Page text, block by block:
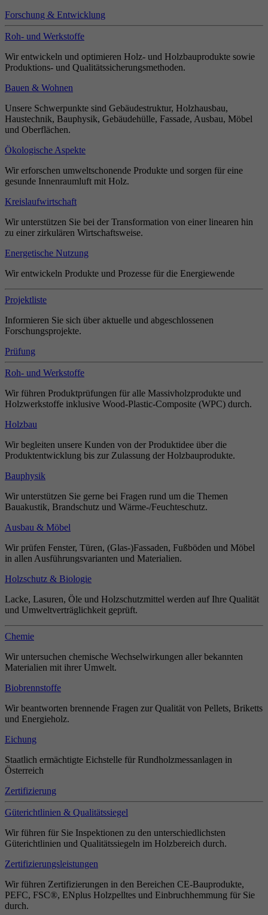
Forschung & Entwicklung
Roh- und Werkstoffe
Wir entwickeln und optimieren Holz- und Holzbauprodukte sowie
Produktions- und Qualitätssicherungsmethoden.
Bauen & Wohnen
Unsere Schwerpunkte sind Gebäudestruktur, Holzhausbau,
Haustechnik, Bauphysik, Gebäudehülle, Fassade, Ausbau, Möbel
und Oberflächen.
Ökologische Aspekte
Wir erforschen umweltschonende Produkte und sorgen für eine
gesunde Innenraumluft mit Holz.
Kreislaufwirtschaft
Wir unterstützen Sie bei der Transformation von einer linearen hin
zu einer zirkulären Wirtschaftsweise.
Energetische Nutzung
Wir entwickeln Produkte und Prozesse für die Energiewende
Projektliste
Informieren Sie sich über aktuelle und abgeschlossenen
Forschungsprojekte.
Prüfung
Roh- und Werkstoffe
Wir führen Produktprüfungen für alle Massivholzprodukte und
Holzwerkstoffe inklusive Wood-Plastic-Composite (WPC) durch.
Holzbau
Wir begleiten unsere Kunden von der Produktidee über die
Produktentwicklung bis zur Zulassung der Holzbauprodukte.
Bauphysik
Wir unterstützen Sie gerne bei Fragen rund um die Themen
Bauakustik, Brandschutz und Wärme-/Feuchteschutz.
Ausbau & Möbel
Wir prüfen Fenster, Türen, (Glas-)Fassaden, Fußböden und Möbel
in allen Ausführungsvarianten und Materialien.
Holzschutz & Biologie
Lacke, Lasuren, Öle und Holzschutzmittel werden auf Ihre Qualität
und Umweltverträglichkeit geprüft.
Chemie
Wir untersuchen chemische Wechselwirkungen aller bekannten
Materialien mit ihrer Umwelt.
Biobrennstoffe
Wir beantworten brennende Fragen zur Qualität von Pellets, Briketts
und Energieholz.
Eichung
Staatlich ermächtigte Eichstelle für Rundholzmessanlagen in
Österreich
Zertifizierung
Güterichtlinien & Qualitätssiegel
Wir führen für Sie Inspektionen zu den unterschiedlichsten
Güterichtlinien und Qualitätssiegeln im Holzbereich durch.
Zertifizierungsleistungen
Wir führen Zertifizierungen in den Bereichen CE-Bauprodukte,
PEFC, FSC®, ENplus Holzpelltes und Einbruchhemmung für Sie
durch.